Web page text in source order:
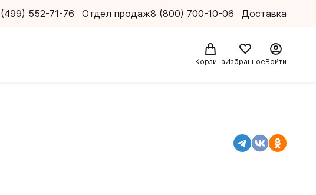
552-71-76 Отдел продаж8 (800) 700-10-06 Доставка
КорзинаИзбранноеВойти